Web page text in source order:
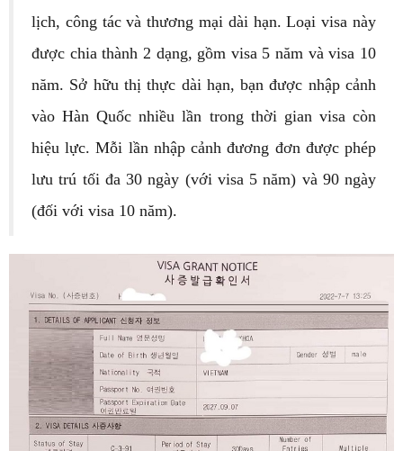
lịch, công tác và thương mại dài hạn. Loại visa này
được chia thành 2 dạng, gồm visa 5 năm và visa 10
năm. Sở hữu thị thực dài hạn, bạn được nhập cảnh
vào Hàn Quốc nhiều lần trong thời gian visa còn
hiệu lực. Mỗi lần nhập cảnh đương đơn được phép
lưu trú tối đa 30 ngày (với visa 5 năm) và 90 ngày
(đối với visa 10 năm).